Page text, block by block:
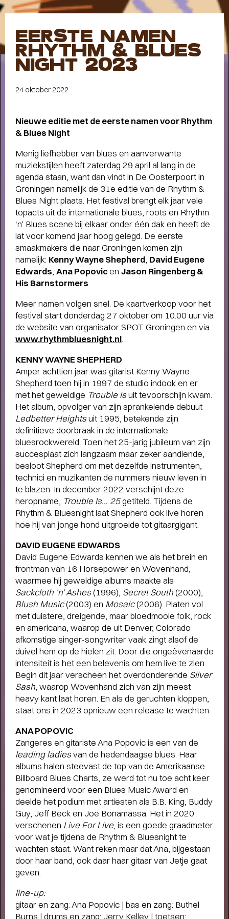
MEET THE BAND:
MUMFORD & SONS -
ALLE STORIESVAN
SPOT GRONINGEN:
NIEUWS,INTERVIEWS
COLUMNS,KORTEEN
LANGE VERHALEN
THEATERMAKER STEEF DE JONG
OVER TULIP TOWN - Operette, punk,
humor, liefde en kartonnen magie
Terugblik
WAT EEN JAAR MET FUSE!
op Fuse als Artist in Residence
EERSTE NAMEN
RHYTHM & BLUES
NIGHT 2023
24 oktober 2022
Nieuwe editie met de eerste namen voor Rhythm
& Blues Night
Menig liefhebber van blues en aanverwante
muziekstijlen heeft zaterdag 29 april al lang in de
agenda staan, want dan vindt in De Oosterpoort in
Groningen namelijk de 31e editie van de Rhythm &
Blues Night plaats. Het festival brengt elk jaar vele
topacts uit de internationale blues, roots en Rhythm
‘n’ Blues scene bij elkaar onder één dak en heeft de
lat voor komend jaar hoog gelegd. De eerste
smaakmakers die naar Groningen komen zijn
namelijk: Kenny Wayne Shepherd David Eugene
Edwards Ana Popovicen Jason Ringenberg &
His Barnstormers
Meer namen volgen snel. De kaartverkoop voor het
festival start donderdag 27 oktober om 10.00 uur via
de website van organisator SPOT Groningen en via
www.rhythmbluesnight.nl
KENNY WAYNE SHEPHERD
Amper achttien jaar was gitarist Kenny Wayne
Shepherd toen hij in 1997 de studio indook en er
met het geweldige Trouble Isuit tevoorschijn kwam.
Het album, opvolger van zijn sprankelende debuut
Ledbetter Heightsuit 1995, betekende zijn
definitieve doorbraak in de internationale
bluesrockwereld. Toen het 25-jarig jubileum van zijn
succesplaat zich langzaam maar zeker aandiende,
besloot Shepherd om met dezelfde instrumenten,
technici en muzikanten de nummers nieuw leven in
te blazen. In december 2022 verschijnt deze
heropname, Trouble Is… 25getiteld. Tijdens de
Rhythm & Bluesnight laat Shepherd ook live horen
hoe hij van jonge hond uitgroeide tot gitaargigant.
DAVID EUGENE EDWARDS
David Eugene Edwards kennen we als het brein en
frontman van 16 Horsepower en Wovenhand,
waarmee hij geweldige albums maakte als
Sackcloth ‘n’ Ashes(1996), Secret South(2000),
Blush Music(2003) en Mosaic(2006). Platen vol
met duistere, dreigende, maar bloedmooie folk, rock
en americana, waarop de uit Denver, Colorado
afkomstige singer-songwriter vaak zingt alsof de
duivel hem op de hielen zit. Door die ongeëvenaarde
intensiteit is het een belevenis om hem live te zien.
Begin dit jaar verscheen het overdonderende Silver
Sash , waarop Wovenhand zich van zijn meest
heavy kant laat horen. En als de geruchten kloppen,
staat ons in 2023 opnieuw een release te wachten.
ANA POPOVIC
Zangeres en gitariste Ana Popovic is een van de
leading ladiesvan de hedendaagse blues. Haar
albums halen steevast de top van de Amerikaanse
Billboard Blues Charts, ze werd tot nu toe acht keer
genomineerd voor een Blues Music Award en
deelde het podium met artiesten als B.B. King, Buddy
Guy, Jeff Beck en Joe Bonamassa. Het in 2020
verschenen Live For Live , is een goede graadmeter
voor wat je tijdens de Rhythm & Bluesnight te
wachten staat. Want reken maar dat Ana, bijgestaan
door haar band, ook daar haar gitaar van Jetje gaat
geven.
line-up:
gitaar en zang: Ana Popovic | bas en zang: Buthel
Burns | drums en zang: Jerry Kelley | toetsen: